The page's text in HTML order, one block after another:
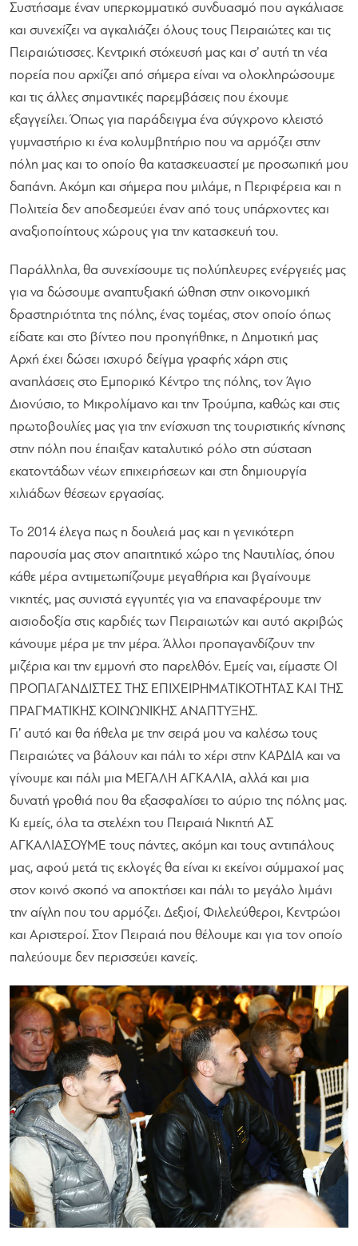
Συστήσαμε έναν υπερκομματικό συνδυασμό που αγκάλιασε
και συνεχίζει να αγκαλιάζει όλους τους Πειραιώτες και τις
Πειραιώτισσες. Κεντρική στόχευσή μας και σ’ αυτή τη νέα
πορεία που αρχίζει από σήμερα είναι να ολοκληρώσουμε
και τις άλλες σημαντικές παρεμβάσεις που έχουμε
εξαγγείλει. Όπως για παράδειγμα ένα σύγχρονο κλειστό
γυμναστήριο κι ένα κολυμβητήριο που να αρμόζει στην
πόλη μας και το οποίο θα κατασκευαστεί με προσωπική μου
δαπάνη. Ακόμη και σήμερα που μιλάμε, η Περιφέρεια και η
Πολιτεία δεν αποδεσμεύει έναν από τους υπάρχοντες και
αναξιοποίητους χώρους για την κατασκευή του.
Παράλληλα, θα συνεχίσουμε τις πολύπλευρες ενέργειές μας
για να δώσουμε αναπτυξιακή ώθηση στην οικονομική
δραστηριότητα της πόλης, ένας τομέας, στον οποίο όπως
είδατε και στο βίντεο που προηγήθηκε, η Δημοτική μας
Αρχή έχει δώσει ισχυρό δείγμα γραφής χάρη στις
αναπλάσεις στο Εμπορικό Κέντρο της πόλης, τον Άγιο
Διονύσιο, το Μικρολίμανο και την Τρούμπα, καθώς και στις
πρωτοβουλίες μας για την ενίσχυση της τουριστικής κίνησης
στην πόλη που έπαιξαν καταλυτικό ρόλο στη σύσταση
εκατοντάδων νέων επιχειρήσεων και στη δημιουργία
χιλιάδων θέσεων εργασίας.
Το 2014 έλεγα πως η δουλειά μας και η γενικότερη
παρουσία μας στον απαιτητικό χώρο της Ναυτιλίας, όπου
κάθε μέρα αντιμετωπίζουμε μεγαθήρια και βγαίνουμε
νικητές, μας συνιστά εγγυητές για να επαναφέρουμε την
αισιοδοξία στις καρδιές των Πειραιωτών και αυτό ακριβώς
κάνουμε μέρα με την μέρα. Άλλοι προπαγανδίζουν την
μιζέρια και την εμμονή στο παρελθόν. Εμείς ναι, είμαστε ΟΙ
ΠΡΟΠΑΓΑΝΔΙΣΤΕΣ ΤΗΣ ΕΠΙΧΕΙΡΗΜΑΤΙΚΟΤΗΤΑΣ ΚΑΙ ΤΗΣ
ΠΡΑΓΜΑΤΙΚΗΣ ΚΟΙΝΩΝΙΚΗΣ ΑΝΑΠΤΥΞΗΣ.
Γι’ αυτό και θα ήθελα με την σειρά μου να καλέσω τους
Πειραιώτες να βάλουν και πάλι το χέρι στην ΚΑΡΔΙΑ και να
γίνουμε και πάλι μια ΜΕΓΑΛΗ ΑΓΚΑΛΙΑ, αλλά και μια
δυνατή γροθιά που θα εξασφαλίσει το αύριο της πόλης μας.
Κι εμείς, όλα τα στελέχη του Πειραιά Νικητή ΑΣ
ΑΓΚΑΛΙΑΣΟΥΜΕ τους πάντες, ακόμη και τους αντιπάλους
μας, αφού μετά τις εκλογές θα είναι κι εκείνοι σύμμαχοί μας
στον κοινό σκοπό να αποκτήσει και πάλι το μεγάλο λιμάνι
την αίγλη που του αρμόζει. Δεξιοί, Φιλελεύθεροι, Κεντρώοι
και Αριστεροί. Στον Πειραιά που θέλουμε και για τον οποίο
παλεύουμε δεν περισσεύει κανείς.